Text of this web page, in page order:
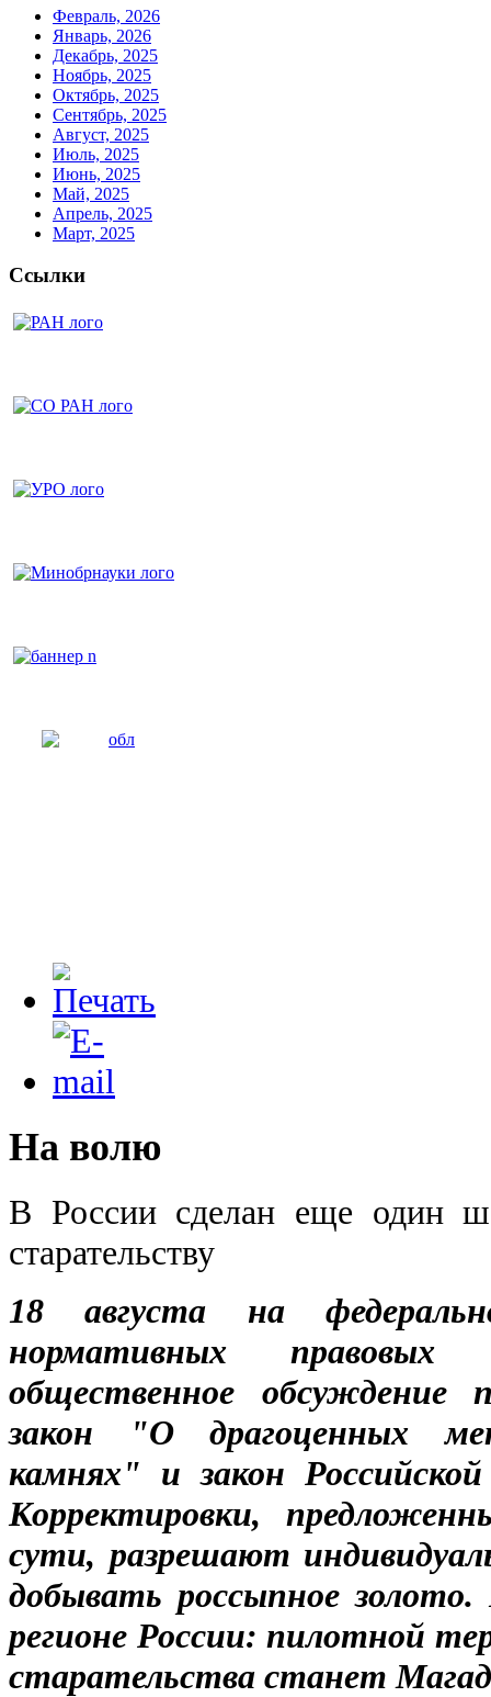
Февраль, 2026
Январь, 2026
Декабрь, 2025
Ноябрь, 2025
Октябрь, 2025
Сентябрь, 2025
Август, 2025
Июль, 2025
Июнь, 2025
Май, 2025
Апрель, 2025
Март, 2025
Ссылки
На волю
В России сделан еще один
старательству
18 августа на
нормативных правовых
общественное обсуждение
закон "О драгоценных
камнях" и закон
Корректировки,
сути, разрешают
добывать россыпное
регионе России: пилотной
старательства станет